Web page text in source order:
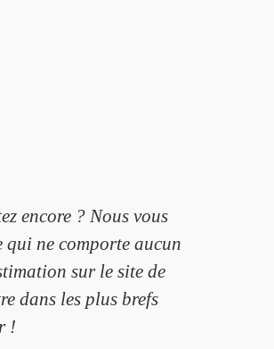
encore ? Nous vous
ne comporte aucun
sur le site de
dans les plus brefs
!